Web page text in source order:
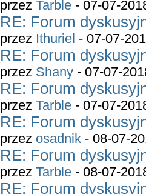
przez Tarble - 07-07-
RE: Forum
przez Ithuriel - 07-07-
RE: Forum
przez Shany - 07-07-
RE: Forum
przez Tarble - 07-07-
RE: Forum
przez osadnik - 08-07-
RE: Forum
przez Tarble - 08-07-
RE: Forum